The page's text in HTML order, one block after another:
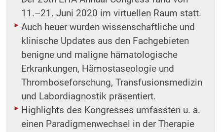
11.–21. Juni 2020 im virtuellen Raum statt.
Auch heuer wurden wissenschaftliche und
klinische Updates aus den Fachgebieten
benigne und maligne hämatologische
Erkrankungen, Hämostaseologie und
Thrombose­forschung, Transfusionsmedizin
und Labordiagnostik präsentiert.
Highlights des Kongresses umfassten u. a.
einen Paradigmenwechsel in der Therapie